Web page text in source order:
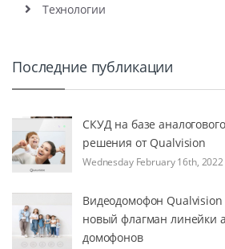
Технологии
Последние публикации
СКУД на базе
решения от Qualvision
Wednesday February 16th, 2022
Видеодомофон Qualvision
новый флагман линейки
домофонов